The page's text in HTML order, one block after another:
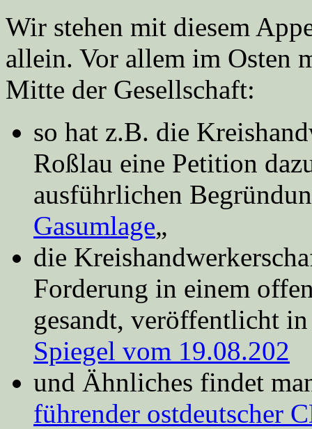
Wir stehen mit diesem
allein. Vor allem im Osten
Mitte der Gesellschaft:
so hat z.B. die
Roßlau eine Petition
ausführlichen
Gasumlage„
die
Forderung in einem
gesandt, veröffentlicht
Spiegel vom 19.08.202
und Ähnliches findet
führender ostdeutscher